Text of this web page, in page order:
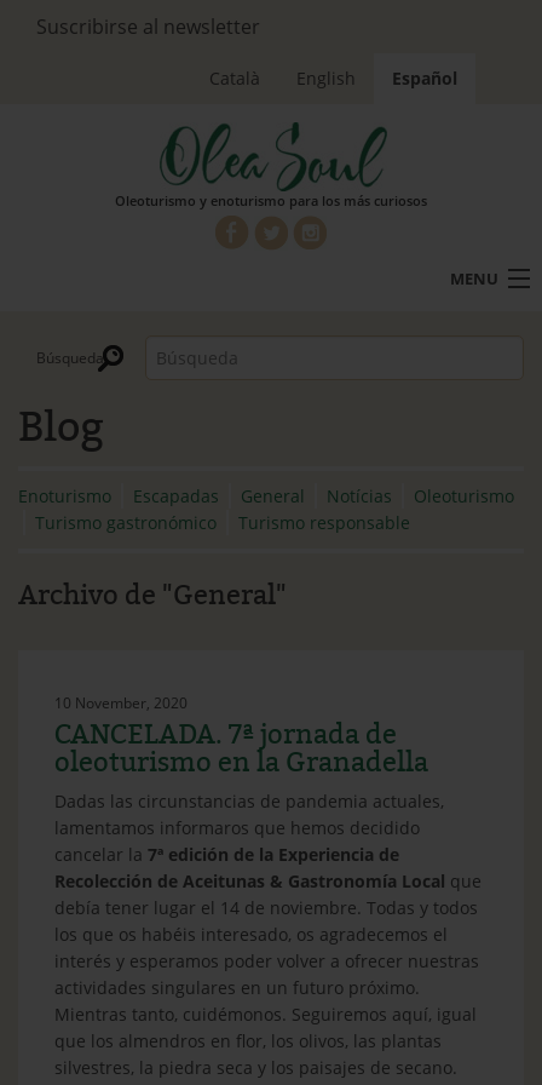
Suscribirse al newsletter
Español
English
Català
Oleoturismo y enoturismo para los más curiosos
MENU
Turismo gastronómico
Qué es Olea Soul
Contacto
Blog
Enoturismo Escapadas General Notícias
Oleoturismo
Turismo gastronómico
Turismo responsable
Archivo de "General"
10 November, 2020
CANCELADA. 7ª jornada de
oleoturismo en la Granadella
Dadas las circunstancias de pandemia actuales,
lamentamos informaros que hemos decidido
cancelar la 7ª edición de la Experiencia de
Recolección de Aceitunas & Gastronomía Local que
debía tener lugar el 14 de noviembre. Todas y todos
los que os habéis interesado, os agradecemos el
interés y esperamos poder volver a ofrecer nuestras
actividades singulares en un futuro próximo.
Mientras tanto, cuidémonos. Seguiremos aquí, igual
que los almendros en flor, los olivos, las plantas
silvestres, la piedra seca y los paisajes de secano.